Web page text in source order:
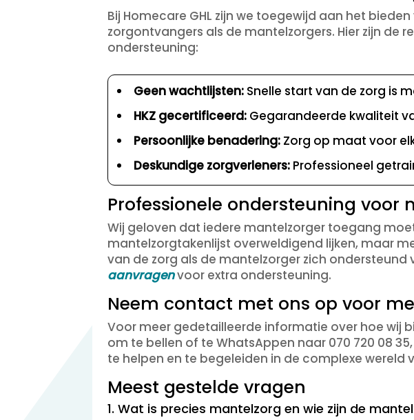
Bij Homecare GHL zijn we toegewijd aan het
zorgontvangers als de mantelzorgers. Hier zijn de
ondersteuning:
Geen wachtlijsten: Snelle start van de zorg is
HKZ gecertificeerd: Gegarandeerde kwaliteit
Persoonlijke benadering: Zorg op maat voor
Deskundige zorgverleners: Professioneel
Professionele ondersteuning voor
Wij geloven dat iedere mantelzorger toegang
mantelzorgtakenlijst overweldigend lijken, maar
van de zorg als de mantelzorger zich ondersteund
aanvragenvoor extra ondersteuning.
Neem contact met ons op voor
Voor meer gedetailleerde informatie over hoe wij
om te bellen of te WhatsAppen naar 070 720 08
te helpen en te begeleiden in de complexe wereld
Meest gestelde vragen
1. Wat is precies mantelzorg en wie zijn de